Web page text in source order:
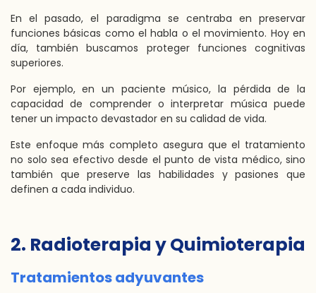
En el pasado, el paradigma se centraba en preservar
funciones básicas como el habla o el movimiento. Hoy en
día, también buscamos proteger funciones cognitivas
superiores.
Por ejemplo, en un paciente músico, la pérdida de la
capacidad de comprender o interpretar música puede
tener un impacto devastador en su calidad de vida.
Este enfoque más completo asegura que el tratamiento
no solo sea efectivo desde el punto de vista médico, sino
también que preserve las habilidades y pasiones que
definen a cada individuo.
2. Radioterapia y Quimioterapia
Tratamientos adyuvantes